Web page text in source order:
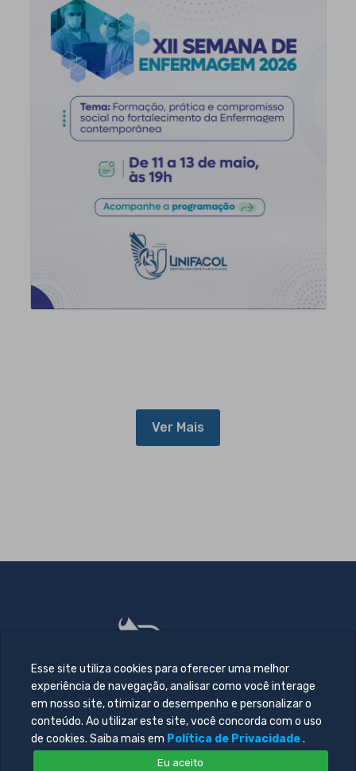
Ver Mais
Esse site utiliza cookies para oferecer uma melhor
experiência de navegação, analisar como você interage
em nosso site, otimizar o desempenho e personalizar o
conteúdo. Ao utilizar este site, você concorda com o uso
de cookies. Saiba mais em Política de Privacidade .
Eu aceito